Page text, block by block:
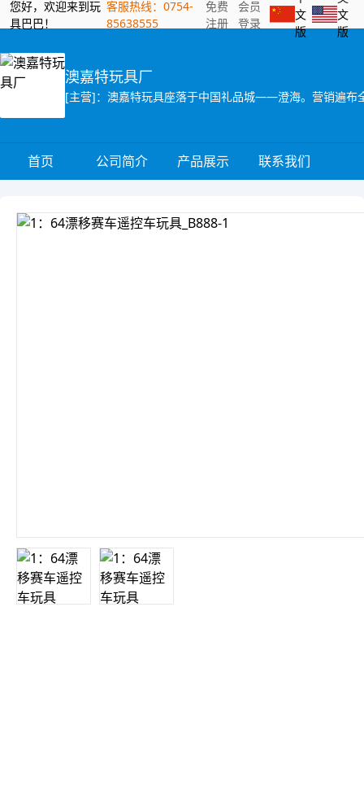
您好，欢迎来到玩
具巴巴！
客服热线：0754-
85638555
免费
注册
会员
登录
文
版
文
版
澳嘉特玩具厂
首页 公司简介 产品展示 联系我们